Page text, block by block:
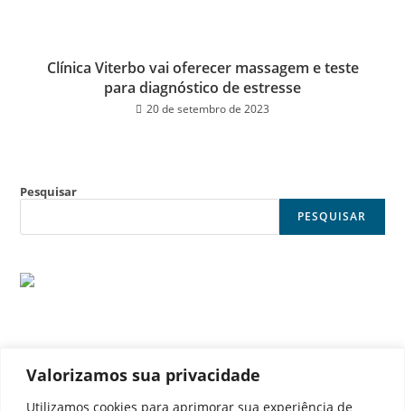
Valorizamos sua privacidade
Utilizamos cookies para aprimorar sua experiência de
Clínica Viterbo vai oferecer massagem e teste
para diagnóstico de estresse
20 de setembro de 2023
Pesquisar
PESQUISAR